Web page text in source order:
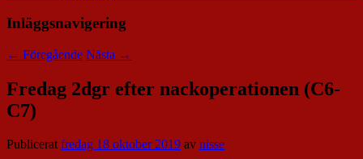
Inläggsnavigering
← Föregående Nästa →
Fredag 2dgr efter nackoperationen (C6-
C7)
Publiceratfredag 18 oktober 2019 av nisse